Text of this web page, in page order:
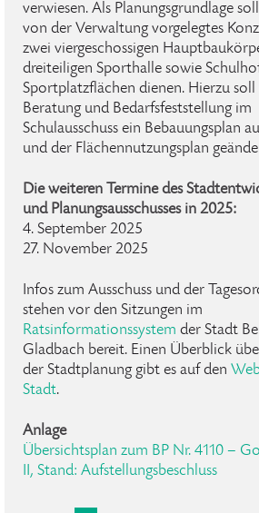
verwiesen. Als Planungsgrundlage
von der Verwaltung vorgelegtes
zwei viergeschossigen
dreiteiligen Sporthalle sowie
Sportplatzflächen dienen. Hierzu soll
Beratung und Bedarfsfeststellung im
Schulausschuss ein Bebauungsplan
und der Flächennutzungsplan
Die weiteren Termine des
und Planungsausschusses in 2025:
4. September 2025
27. November 2025
Infos zum Ausschuss und der
stehen vor den Sitzungen im
Ratsinformationssystem der Stadt
Gladbach bereit. Einen Überblick
der Stadtplanung gibt es auf den
Stadt.
Anlage
Übersichtsplan zum BP Nr. 4110 –
II, Stand: Aufstellungsbeschluss